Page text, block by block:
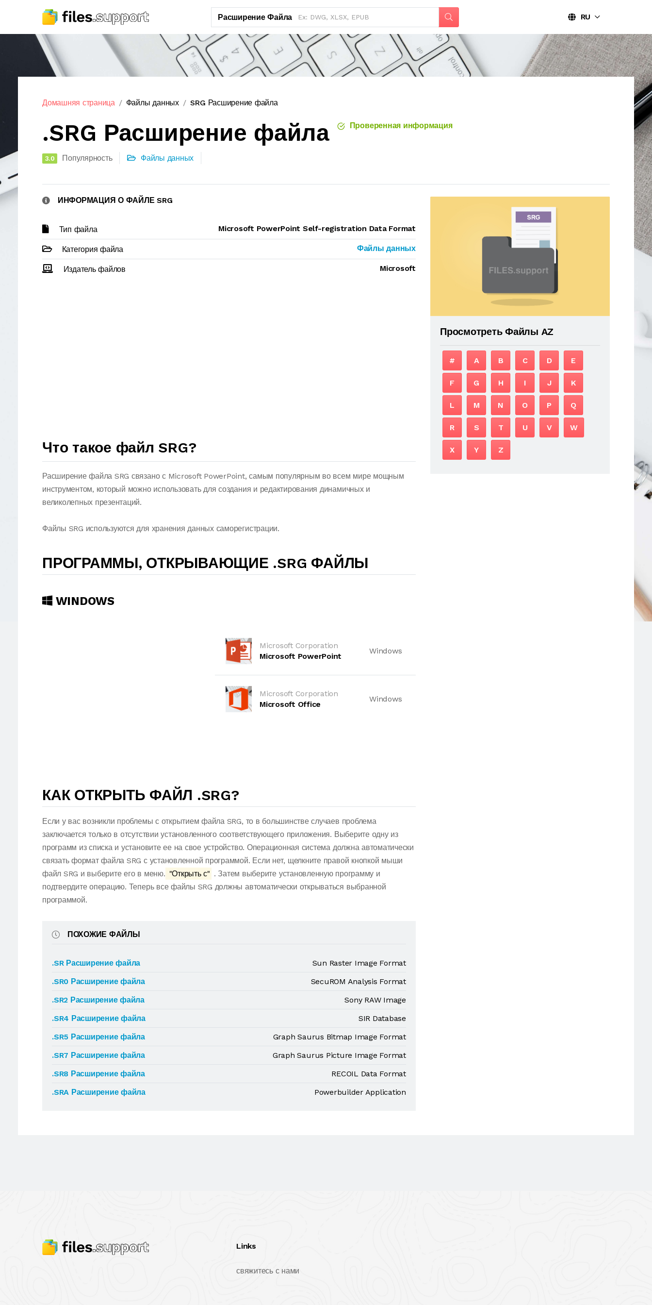
Расширение Файла RU
Домашняя страница Файлы данных SRG Расширение файла
.SRG Расширение файла Проверенная информация
3.0 Популярность Файлы данных
ИНФОРМАЦИЯ О ФАЙЛЕ SRG
Тип файла Microsoft PowerPoint Self-registration Data Format
Категория файла Файлы данных
Издатель файлов Microsoft
Что такое файл SRG?
Расширение файла SRG связано с Microsoft PowerPoint, самым популярным во всем мире мощным
инструментом, который можно использовать для создания и редактирования динамичных и
великолепных презентаций.
Файлы SRG используются для хранения данных саморегистрации.
ПРОГРАММЫ, ОТКРЫВАЮЩИЕ .SRG ФАЙЛЫ
WINDOWS
Microsoft Corporation
Microsoft PowerPoint
Windows
Microsoft Corporation
Microsoft Office
Windows
КАК ОТКРЫТЬ ФАЙЛ .SRG?
Если у вас возникли проблемы с открытием файла SRG, то в большинстве случаев проблема
заключается только в отсутствии установленного соответствующего приложения. Выберите одну из
программ из списка и установите ее на свое устройство. Операционная система должна автоматически
связать формат файла SRG с установленной программой. Если нет, щелкните правой кнопкой мыши
файл SRG и выберите его в меню. "Открыть с" . Затем выберите установленную программу и
подтвердите операцию. Теперь все файлы SRG должны автоматически открываться выбранной
программой.
ПОХОЖИЕ ФАЙЛЫ
.SR Расширение файла
Sun Raster Image Format
.SR0 Расширение файла
SecuROM Analysis Format
.SR2 Расширение файла
Sony RAW Image
.SR4 Расширение файла
SIR Database
.SR5 Расширение файла
Graph Saurus Bitmap Image Format
.SR7 Расширение файла
Graph Saurus Picture Image Format
.SR8 Расширение файла
RECOIL Data Format
.SRA Расширение файла
Powerbuilder Application
Просмотреть Файлы AZ
# A B C D E
F G H I J K
L M N O P Q
R S T U V W
X Y Z
Links
свяжитесь с нами